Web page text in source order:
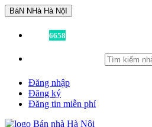
BáN NHà Hà NộI
6658
Đăng nhập
Đăng ký
Đăng tin miễn phí